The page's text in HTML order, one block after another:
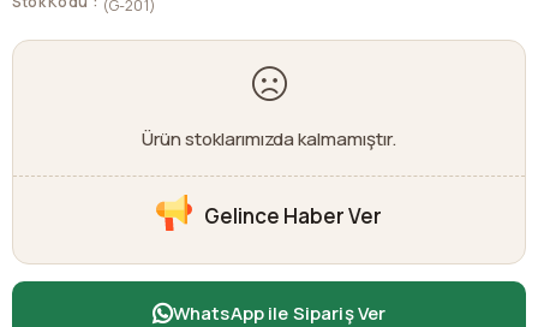
(G-201)
Ürün stoklarımızda kalmamıştır.
Gelince Haber Ver
WhatsApp ile Sipariş Ver